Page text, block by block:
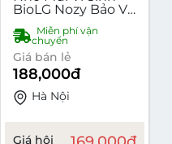
BioLG Nozy Bảo Vệ
Viêm Mũi, Xoang
Hộp 5 Lọ
Miễn phí vận
chuyển
Giá bán lẻ
188,000đ
Hà Nội
Giá hội